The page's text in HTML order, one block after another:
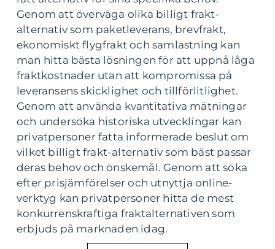
Genom att överväga olika billigt frakt-
alternativ som paketleverans, brevfrakt,
ekonomiskt flygfrakt och samlastning kan
man hitta bästa lösningen för att uppnå låga
fraktkostnader utan att kompromissa på
leveransens skicklighet och tillförlitlighet.
Genom att använda kvantitativa mätningar
och undersöka historiska utvecklingar kan
privatpersoner fatta informerade beslut om
vilket billigt frakt-alternativ som bäst passar
deras behov och önskemål. Genom att söka
efter prisjämförelser och utnyttja online-
verktyg kan privatpersoner hitta de mest
konkurrenskraftiga fraktalternativen som
erbjuds på marknaden idag.